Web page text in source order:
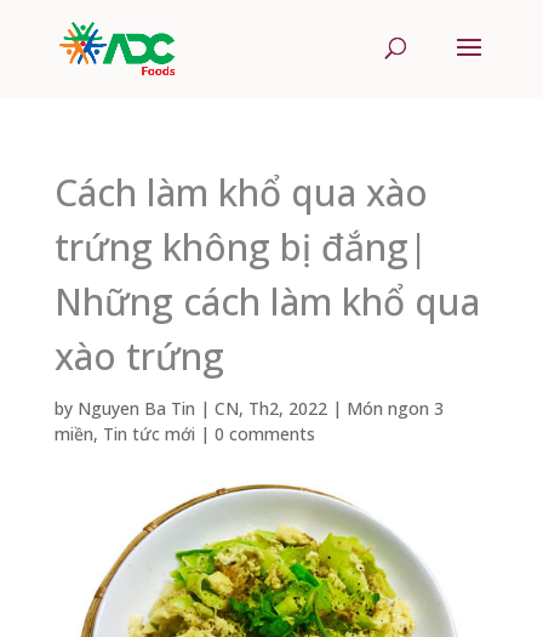
Cách làm khổ qua xào
trứng không bị đắng|
Những cách làm khổ qua
xào trứng
by Nguyen Ba Tin | CN, Th2, 2022| Món ngon 3
miền, Tin tức mới | 0 comments